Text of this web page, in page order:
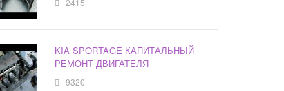
2415
KIA SPORTAGE КАПИТАЛЬНЫЙ
РЕМОНТ ДВИГАТЕЛЯ
9320